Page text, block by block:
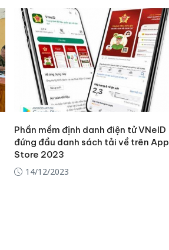
Phần mềm định danh điện tử VNeID
đứng đầu danh sách tải về trên App
Store 2023
14/12/2023